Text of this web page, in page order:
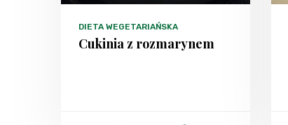
DIETA WEGETARIAŃSKA
Cukinia z rozmarynem